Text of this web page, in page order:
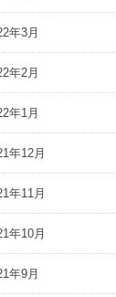
年3月
年2月
年1月
年12月
年11月
年10月
年9月